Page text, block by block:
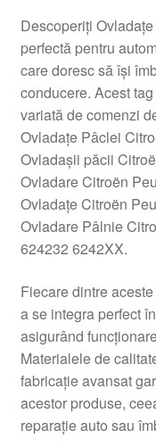
Despre noi
Finalizare comandă
Livrare
Livrare în toată lumea
Plângere
Plățile
Politică de
Procedura de
Termeni si conditii
Descoperiți
perfectă pentru
care doresc să își
conducere. Acest
variată de comenzi
Ovladațe Pâclei
Ovladașii păcii
Ovladare Citroën
Ovladațe Citroën
Ovladare Pâlnie
624232 6242XX.
Fiecare dintre
a se integra perfect
asigurând
Materialele de
fabricație avansat
acestor produse,
reparație auto sau